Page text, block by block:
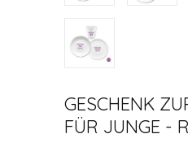
GESCHENK
FÜR JUNGE -